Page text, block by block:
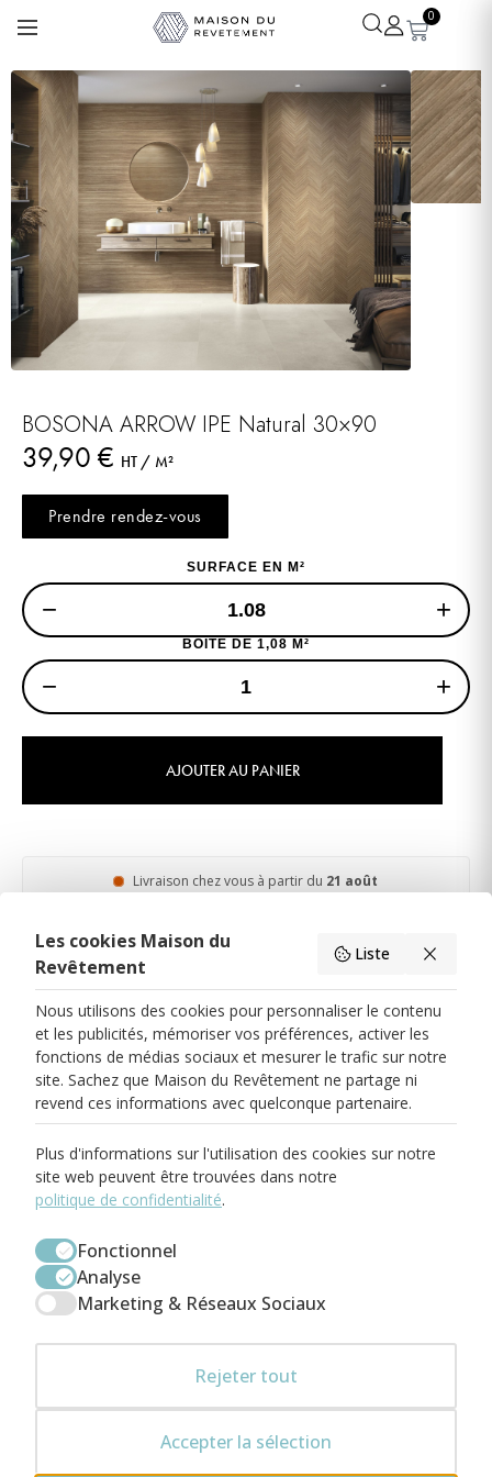
0
BOSONA ARROW IPE Natural 30×90
39,90 € HT / M²
Prendre rendez-vous
SURFACE EN M²
− +
BOITE DE 1,08 M²
− +
AJOUTER AU PANIER
Livraison chez vous à partir du 21 août
Caractéristiques du produit
PARIS 17
58 Rue Pierre Demours
01.82.83.00.71
paris17@maisondurevetement.com
Du Mardi au Samedi
De 10:00 à 12:30
Et de 14:00 à 19:00
58 Avenue Jean Baptiste Clement
boulogne@maisondurevetement.com
Et de 14:00 à 19:00
PORTE DE PARIS
92390 Villeneuve-la-Garenne
support@maisondurevetement.com
De 10:00 à 18:00
Léa
En ligne· Experte revêtements
Léa · Maison du Revêtement
carrelage ou de parquet ? Je vous
conseille.
Les cookies Maison du
Revêtement
Liste
Nous utilisons des cookies pour personnaliser le contenu
et les publicités, mémoriser vos préférences, activer les
fonctions de médias sociaux et mesurer le trafic sur notre
site. Sachez que Maison du Revêtement ne partage ni
revend ces informations avec quelconque partenaire.
Plus d'informations sur l'utilisation des cookies sur notre
site web peuvent être trouvées dans notre
politique de confidentialité.
Fonctionnel
Analyse
Marketing & Réseaux Sociaux
Rejeter tout
Accepter la sélection